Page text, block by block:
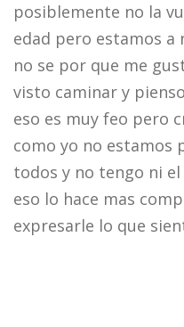
posiblemente no la
edad pero estamos a
no se por que me
visto caminar y
eso es muy feo pero
como yo no estamos
todos y no tengo ni
eso lo hace mas
expresarle lo que